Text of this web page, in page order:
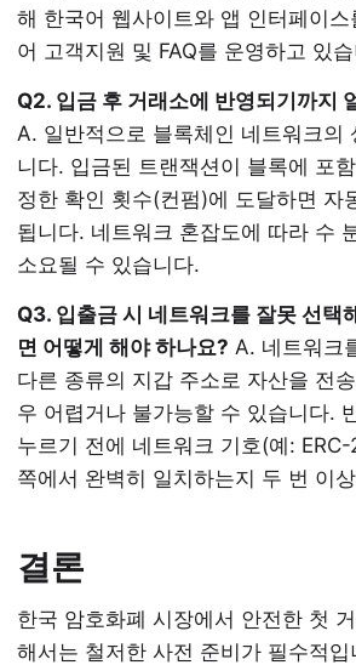
해 한국어 웹사이트와 앱 인터페이
어 고객지원 및 FAQ를 운영하고 있
Q2. 입금 후 거래소에 반영되기까지
A. 일반적으로 블록체인 네트워크의
니다. 입금된 트랜잭션이 블록에 포
정한 확인 횟수(컨펌)에 도달하면 자
됩니다. 네트워크 혼잡도에 따라 수
소요될 수 있습니다.
Q3. 입출금 시 네트워크를 잘못 선택
면 어떻게 해야 하나요? A. 네트워크
다른 종류의 지갑 주소로 자산을 전
우 어렵거나 불가능할 수 있습니다.
누르기 전에 네트워크 기호(예:
쪽에서 완벽히 일치하는지 두 번 이
결론
한국 암호화폐 시장에서 안전한 첫
해서는 철저한 사전 준비가 필수적